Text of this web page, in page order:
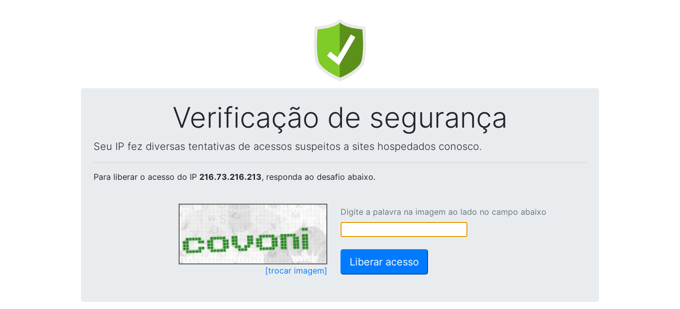
Verificação de segurança
Seu IP fez diversas tentativas de acessos suspeitos a sites hospedados conosco.
Para liberar o acesso do IP 216.73.216.213, responda ao desafio abaixo.
[trocar imagem]
Digite a palavra na imagem ao lado no campo abaixo